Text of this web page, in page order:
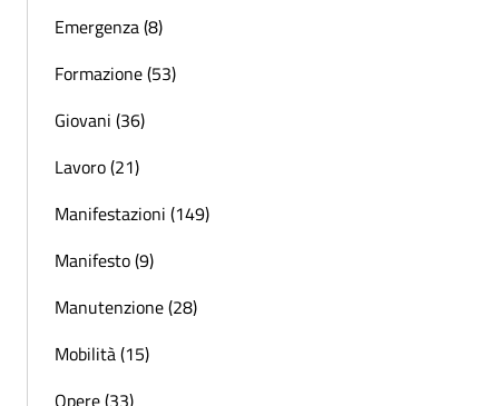
Emergenza (8)
Formazione (53)
Giovani (36)
Lavoro (21)
Manifestazioni (149)
Manifesto (9)
Manutenzione (28)
Mobilità (15)
Opere (33)